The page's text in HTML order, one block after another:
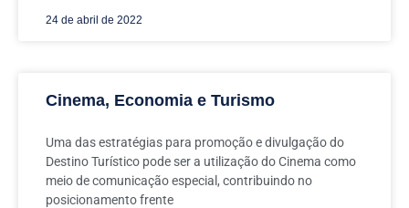
24 de abril de 2022
Cinema, Economia e Turismo
Uma das estratégias para promoção e divulgação do
Destino Turístico pode ser a utilização do Cinema como
meio de comunicação especial, contribuindo no
posicionamento frente